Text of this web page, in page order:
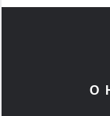
О